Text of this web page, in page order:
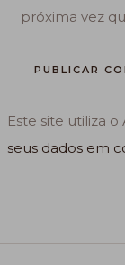
próxima vez
Este site utiliza
seus dados em